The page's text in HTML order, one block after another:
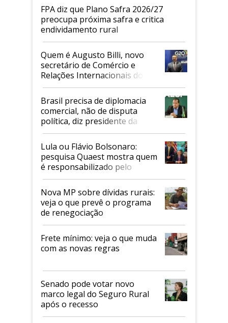
FPA diz que Plano Safra 2026/27
preocupa próxima safra e critica
endividamento rural
Quem é Augusto Billi, novo
secretário de Comércio e
Relações Internacionais do
Mapa
Brasil precisa de diplomacia
comercial, não de disputa
política, diz presidente da
Faesp
Lula ou Flávio Bolsonaro:
pesquisa Quaest mostra quem
é responsabilizado pelo
tarifaço dos EUA
Nova MP sobre dívidas rurais:
veja o que prevê o programa
de renegociação
Frete mínimo: veja o que muda
com as novas regras
Senado pode votar novo
marco legal do Seguro Rural
após o recesso